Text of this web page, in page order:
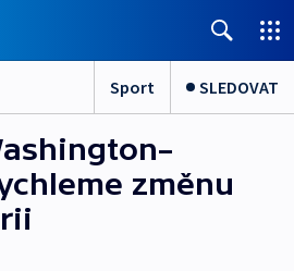
Sport SLEDOVAT
změnu